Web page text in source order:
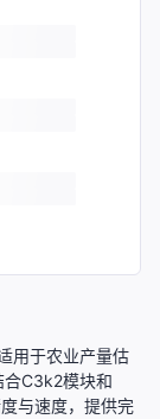
用于农业产量估
合C3k2模块和
与速度，提供完